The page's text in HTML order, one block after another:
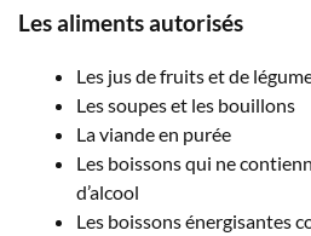
Les aliments autorisés
Les jus de fruits et de
Les soupes et les bouillons
La viande en purée
Les boissons qui ne
d’alcool
Les boissons énergisantes